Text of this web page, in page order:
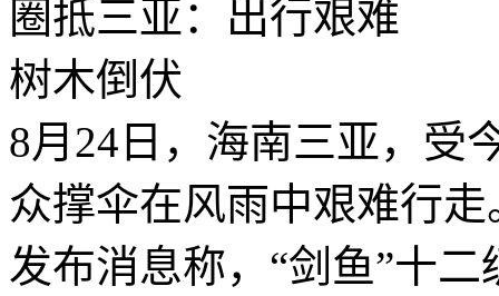
8月24日，海南三亚，受
众撑伞在风雨中艰难行
发布消息称，“剑鱼”十